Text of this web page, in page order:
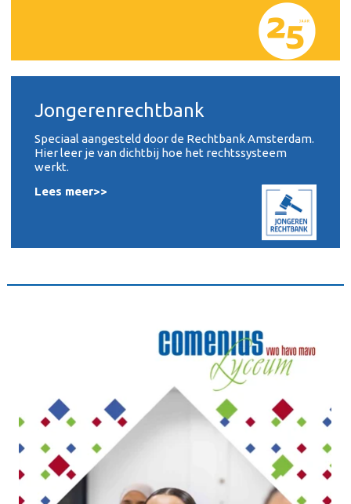
Jongerenrechtbank
Speciaal aangesteld door de Rechtbank Amsterdam.
Hier leer je van dichtbij hoe het rechtssysteem
werkt.
Lees meer>>